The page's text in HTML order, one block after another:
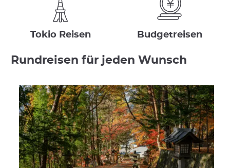
Tokio Reisen Budgetreisen
Rundreisen für jeden Wunsch